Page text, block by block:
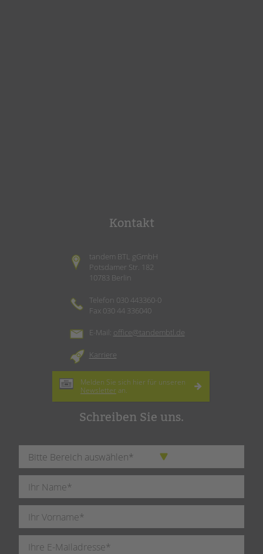
Kontakt
tandem BTL gGmbH
Potsdamer Str. 182
10783 Berlin
Telefon 030 443360-0
Fax 030 44 336040
E-Mail: office@tandembtl.de
Karriere
Melden Sie sich hier für unseren
Newsletter an.
Schreiben Sie uns.